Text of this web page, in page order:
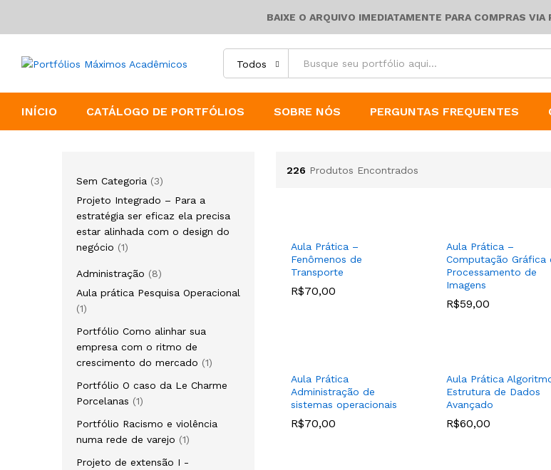
BAIXE O ARQUIVO IMEDIATAMENTE PARA COMPRAS VIA
Todos
INÍCIO CATÁLOGO DE PORTFÓLIOS SOBRE NÓS PERGUNTAS FREQUENTES
226 Produtos Encontrados
Aula Prática –
Fenômenos de
Transporte
R$70,00
R$70,00
Aula Prática –
Computação Gráfica
Processamento de
Imagens
R$59,00
R$59,00
Aula Prática
Administração de
sistemas operacionais
R$70,00
R$70,00
Aula Prática
Estrutura de Dados
Avançado
R$60,00
R$60,00
Sem Categoria 33
produtos
Projeto Integrado – Para a
estratégia ser eficaz ela precisa
estar alinhada com o design do
negócio
11
Administração
88
produtos
Aula prática Pesquisa Operacional
11
Portfólio Como alinhar sua
empresa com o ritmo de
crescimento do mercado
11
Portfólio O caso da Le Charme
Porcelanas
11
Portfólio Racismo e violência
numa rede de varejo
11
Projeto de extensão I -